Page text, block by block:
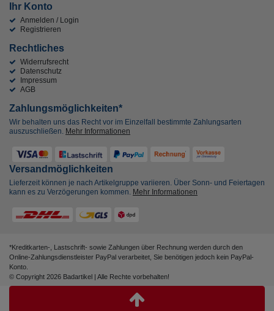
Ihr Konto
Anmelden / Login
Registrieren
Rechtliches
Widerrufsrecht
Datenschutz
Impressum
AGB
Zahlungsmöglichkeiten*
Wir behalten uns das Recht vor im Einzelfall bestimmte Zahlungsarten
auszuschließen. Mehr Informationen
Versandmöglichkeiten
Lieferzeit können je nach Artikelgruppe variieren. Über Sonn- und Feiertagen
kann es zu Verzögerungen kommen. Mehr Informationen
*Kreditkarten-, Lastschrift- sowie Zahlungen über Rechnung werden durch den
Online-Zahlungsdienstleister PayPal verarbeitet, Sie benötigen jedoch kein PayPal-
Konto.
© Copyright 2026 Badartikel | Alle Rechte vorbehalten!